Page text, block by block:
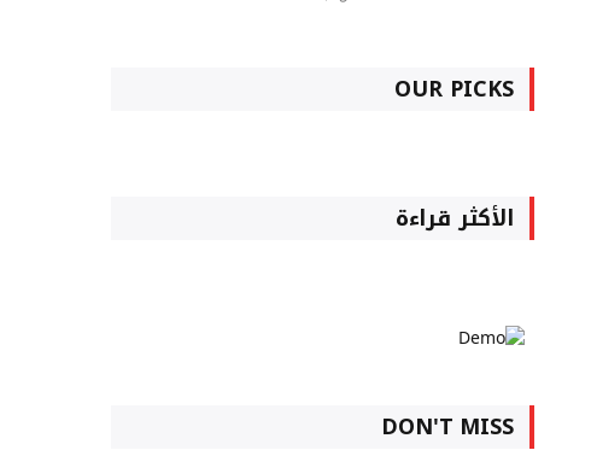
OUR PICKS
الأكثر قراءة
DON'T MISS